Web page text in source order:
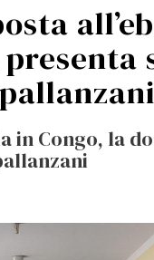
in Congo, la